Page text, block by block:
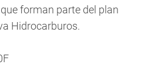
forman parte del plan
Hidrocarburos.